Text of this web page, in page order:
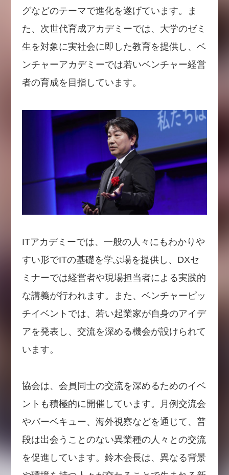
グなどのテーマで進化を遂げています。ま
た、次世代育成アカデミーでは、大学のゼミ
生を対象に実社会に即した教育を提供し、ベ
ンチャーアカデミーでは若いベンチャー経営
者の育成を目指しています。
ITアカデミーでは、一般の人々にもわかりや
すい形でITの基礎を学ぶ場を提供し、DXセ
ミナーでは経営者や現場担当者による実践的
な講義が行われます。また、ベンチャーピッ
チイベントでは、若い起業家が自身のアイデ
アを発表し、交流を深める機会が設けられて
います。
協会は、会員同士の交流を深めるためのイベ
ントも積極的に開催しています。月例交流会
やバーベキュー、海外視察などを通じて、普
段は出会うことのない異業種の人々との交流
を促進しています。鈴木会長は、異なる背景